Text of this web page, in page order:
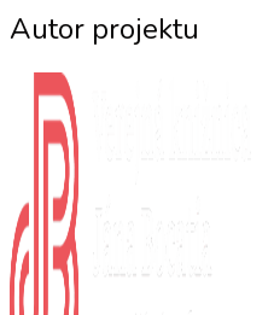
Autor projektu